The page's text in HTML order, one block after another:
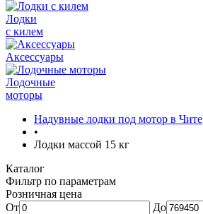
Лодки
с килем
Аксессуары
Лодочные
моторы
Надувные лодки под мотор в Чите
•
Лодки массой 15 кг
Каталог
Фильтр по параметрам
Розничная цена
От
До